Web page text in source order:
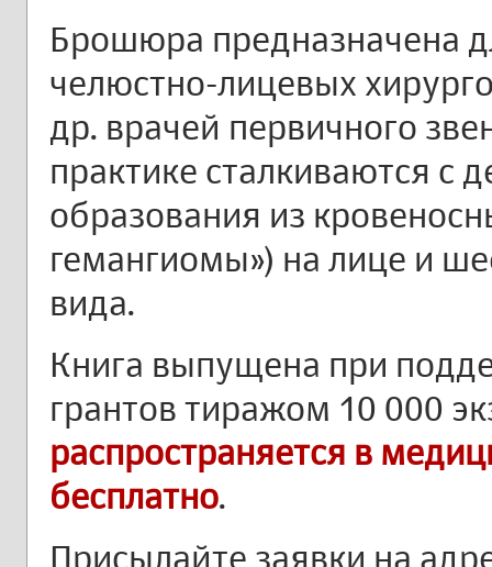
Брошюра предназначена
челюстно-лицевых
др. врачей первичного
практике сталкиваются
образования из
гемангиомы») на лице и
вида.
Книга выпущена при
грантов тиражом 10 000
распространяется в
бесплатно.
Присылайте заявки на